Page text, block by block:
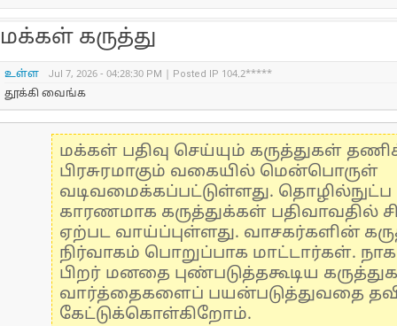
மக்கள் கருத்து
உள்ள
Jul 7, 2026 - 04:28:30 PM | Posted IP 104.2*****
தூக்கி வைங்க
மக்கள் பதிவு செய்யும் கருத்துகள்
பிரசுரமாகும் வகையில் மென்பொருள்
வடிவமைக்கப்பட்டுள்ளது.
காரணமாக கருத்துக்கள் பதிவாவதில்
ஏற்பட வாய்ப்புள்ளது. வாசகர்களின்
நிர்வாகம் பொறுப்பாக மாட்டார்கள்.
பிறர் மனதை புண்படுத்தகூடிய
வார்த்தைகளைப் பயன்படுத்துவதை
கேட்டுக்கொள்கிறோம்.